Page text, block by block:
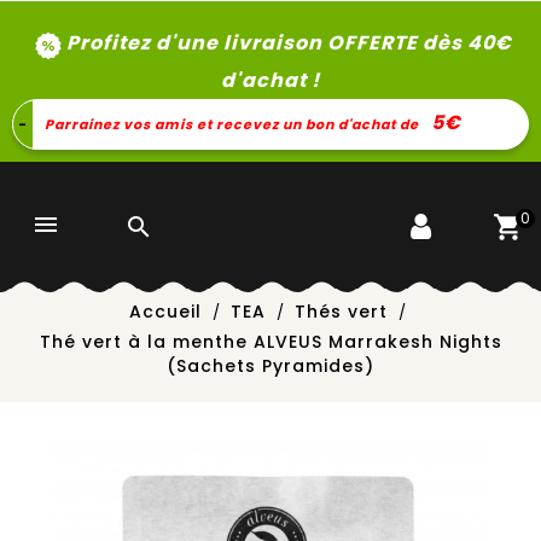
Profitez d'une livraison OFFERTE dès 40€
d'achat !
- Parrainez vos amis et recevez un bon d'achat de 5€
  0
Accueil TEA
Thés vert
Thé vert à la menthe ALVEUS Marrakesh Nights
(Sachets Pyramides)